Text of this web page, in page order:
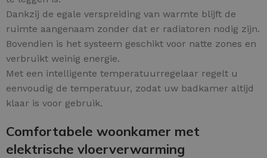
Dankzij de egale verspreiding van warmte blijft de
ruimte aangenaam zonder dat er radiatoren nodig zijn.
Bovendien is het systeem geschikt voor natte zones en
verbruikt weinig energie.
Met een intelligente temperatuurregelaar regelt u
eenvoudig de temperatuur, zodat uw badkamer altijd
klaar is voor gebruik.
Comfortabele woonkamer met
elektrische vloerverwarming